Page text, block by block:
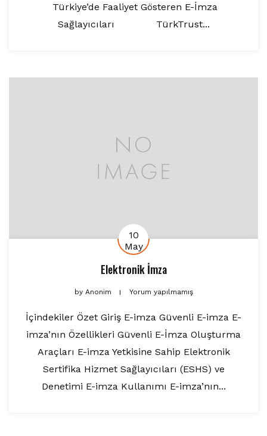
Türkiye’de Faaliyet Gösteren E-İmza
Sağlayıcıları TürkTrust...
10
May
Elektronik İmza
byAnonim Yorum yapılmamış
İçindekiler Özet Giriş E-imza Güvenli E-imza E-
imza’nın Özellikleri Güvenli E-İmza Oluşturma
Araçları E-imza Yetkisine Sahip Elektronik
Sertifika Hizmet Sağlayıcıları (ESHS) ve
Denetimi E-imza Kullanımı E-imza’nın...